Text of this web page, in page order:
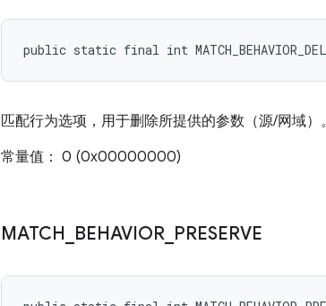
public static final int
匹配行为选项，用于删除所提供的参数（源/网域）。
常量值： 0 (0x00000000)
MATCH BEHAVIOR PRESERVE